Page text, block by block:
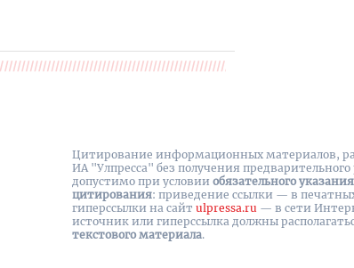
Цитирование информационных материалов,
ИА "Улпресса" без получения
допустимо при условии обязательного
цитирования: приведение ссылки — в
гиперссылки на cайт ulpressa.ru — в сети
источник или гиперссылка должны
текстового материала.